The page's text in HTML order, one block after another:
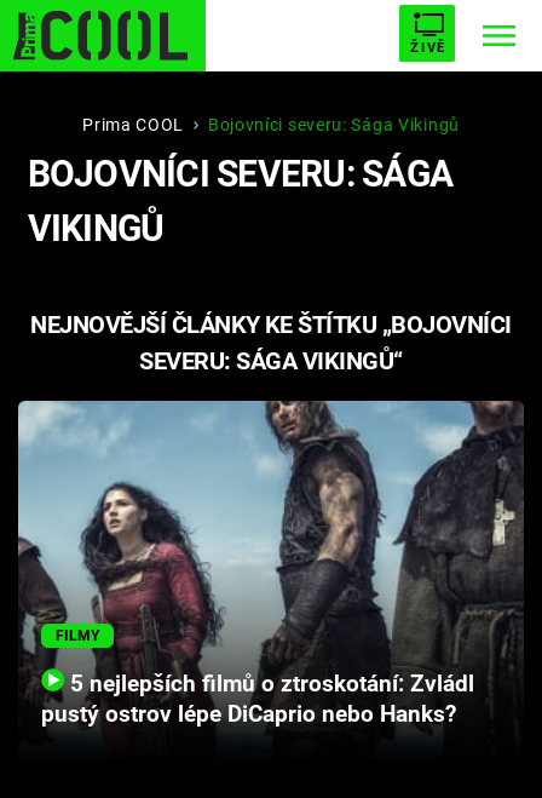
ŽIVĚ
STARHOUSE BUFFY, PŘEMOŽITELKA UPÍRŮ
ESCAPE PLNEJ KOTEL AVENGERS 5
Témata
Seriály
Cool Esport
Pořady
TV Program
Prima COOL Bojovníci severu: Sága Vikingů
BOJOVNÍCI SEVERU: SÁGA
VIKINGŮ
NEJNOVĚJŠÍ ČLÁNKY KE ŠTÍTKU „BOJOVNÍCI
SEVERU: SÁGA VIKINGŮ“
FILMY
5 nejlepších filmů o ztroskotání: Zvládl
pustý ostrov lépe DiCaprio nebo Hanks?